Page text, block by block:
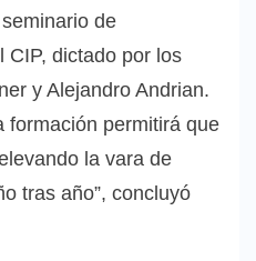
de
CIP, dictado por los
y Alejandro Andrian.
formación permitirá que
la vara de
tras año”, concluyó